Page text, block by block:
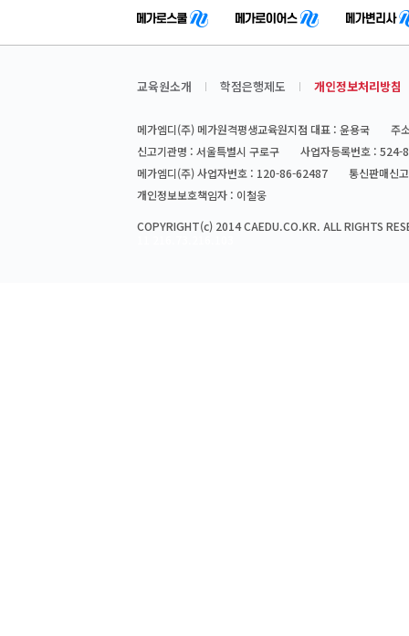
교육원소개 학점은행제도 개인정보처리방침
메가엠디(주) 메가원격평생교육원지점 대표 : 윤용국
주
신고기관명 : 서울특별시 구로구
사업자등록번호 :
메가엠디(주) 사업자번호 : 120-86-62487
통신판매신
개인정보보호책임자 : 이철웅
COPYRIGHT(c) 2014 CAEDU.CO.KR. ALL RIGHTS